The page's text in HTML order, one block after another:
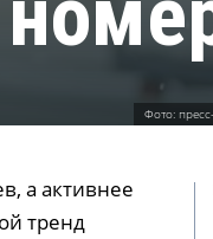
Фото:
а активнее
тренд